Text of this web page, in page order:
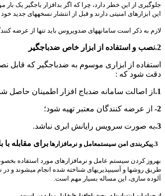
جلوگیری از این خطر دارد، چرا که اگر بدافزار باجگیر یک
این ابزارهای امنیتی دارند و قبل از انتشار نسخههای
لازم به ذکر است سامانههای ضدویروس باید تنها از عرضه
2.نصب و استفاده از ابزار خاص ضدباجگیر
استفاده از ابزاری موسوم به ضدباجگیر که قابل
دقت شود که :
1. از اصالت سامانه ضدباج افزار اطمینان حاصل
2- از عرضه کنندگان معتبر تهیه شود؛
3. به صورت سرویس رایانش ابری نباشد.
برای مقابله با
بهروز کردن سیستم عامل و نرمافزارهای مورد استفاده بخصوص
طریق روشها و آسیبپذیریهای شناخته شده انجام میشوند و در
آلوده سازی، این مساله بسیار مهم است.